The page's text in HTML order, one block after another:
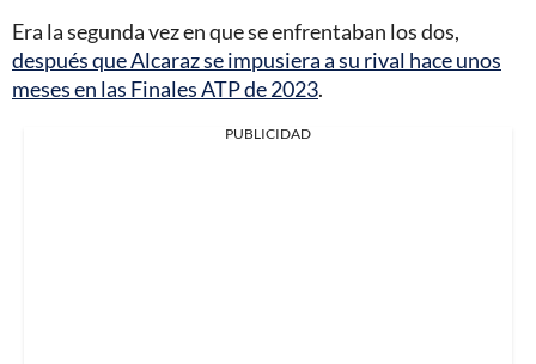
Era la segunda vez en que se enfrentaban los dos,
después que Alcaraz se impusiera a su rival hace unos
meses en las Finales ATP de 2023.
PUBLICIDAD